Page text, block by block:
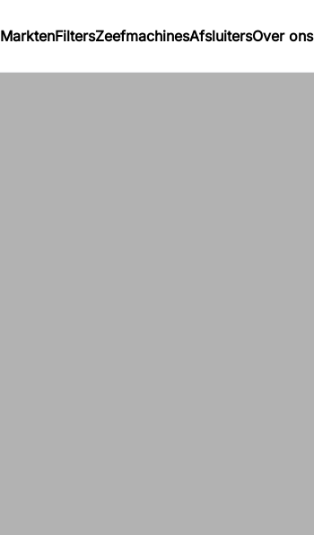
MarktenFiltersZeefmachinesAfsluitersOver ons